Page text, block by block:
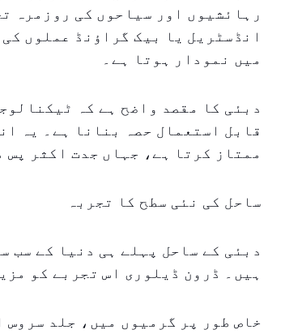
رہائشیوں اور سیاحوں کی روزمرہ
انڈسٹریل یا بیک گراؤنڈ عملوں
میں نمودار ہوتا ہے۔
دبئی کا مقصد واضح ہے کہ
قابل استعمال حصہ بنانا ہے۔ یہ
ممتاز کرتا ہے، جہاں جدت اکثر پس
ساحل کی نئی سطح کا تجربہ
دبئی کے ساحل پہلے ہی دنیا کے سب
ہیں۔ ڈرون ڈیلوری اس تجربے کو
خاص طور پر گرمیوں میں، جلد